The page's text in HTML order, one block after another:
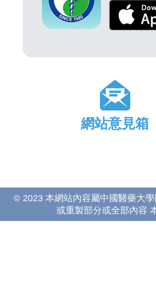
網站意見箱
© 2023 本網站內容屬中國醫藥大
或重製部分或全部內容